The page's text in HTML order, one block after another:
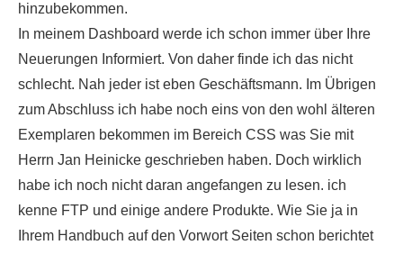
hinzubekommen.
In meinem Dashboard werde ich schon immer über Ihre
Neuerungen Informiert. Von daher finde ich das nicht
schlecht. Nah jeder ist eben Geschäftsmann. Im Übrigen
zum Abschluss ich habe noch eins von den wohl älteren
Exemplaren bekommen im Bereich CSS was Sie mit
Herrn Jan Heinicke geschrieben haben. Doch wirklich
habe ich noch nicht daran angefangen zu lesen. ich
kenne FTP und einige andere Produkte. Wie Sie ja in
Ihrem Handbuch auf den Vorwort Seiten schon berichtet